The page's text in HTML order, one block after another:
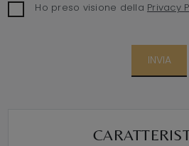
Ho preso visione della Privacy
INVIA